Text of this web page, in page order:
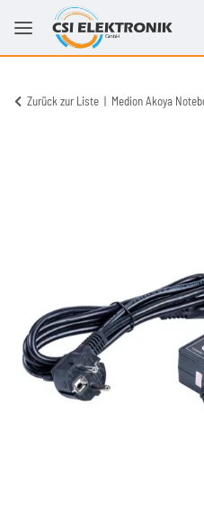
Zurück zur Liste Medion Akoya